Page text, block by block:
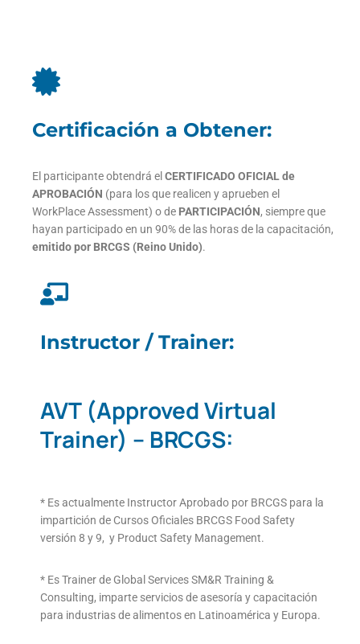
Certificación a Obtener:
El participante obtendrá el CERTIFICADO OFICIAL de
APROBACIÓN (para los que realicen y aprueben el
WorkPlace Assessment) o de PARTICIPACIÓN, siempre que
hayan participado en un 90% de las horas de la capacitación,
emitido por BRCGS (Reino Unido).
Instructor / Trainer:
AVT (Approved Virtual
Trainer) – BRCGS:
* Es actualmente Instructor Aprobado por BRCGS para la
impartición de Cursos Oficiales BRCGS Food Safety
versión 8 y 9, y Product Safety Management.
* Es Trainer de Global Services SM&R Training &
Consulting, imparte servicios de asesoría y capacitación
para industrias de alimentos en Latinoamérica y Europa.